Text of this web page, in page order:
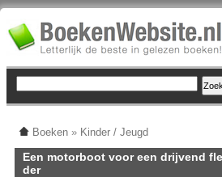
Boeken » Kinder / Jeugd
Een motorboot voor een drijvend
der